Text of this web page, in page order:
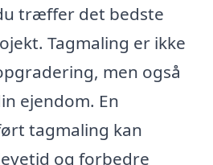
træffer det bedste
Tagmaling er ikke
men også
ejendom. En
tagmaling kan
og forbedre